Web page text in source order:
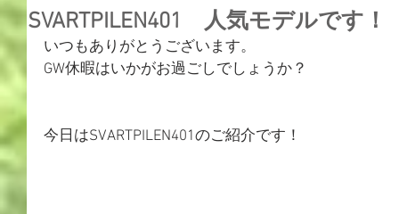
SVARTPILEN401 人気モデルです！
いつもありがとうございます。
GW休暇はいかがお過ごしでしょうか？
今日はSVARTPILEN401のご紹介です！